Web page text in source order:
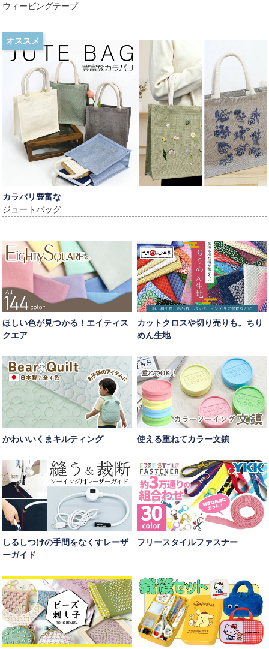
ウィービングテープ
オススメ
カラバリ豊富な
ジュートバッグ
ほしい色が見つかる！エイティス
クエア
カットクロスや切り売りも。ちり
めん生地
かわいいくまキルティング 使える重ねてカラー文鎮
しるしつけの手間をなくすレーザ
ーガイド
フリースタイルファスナー